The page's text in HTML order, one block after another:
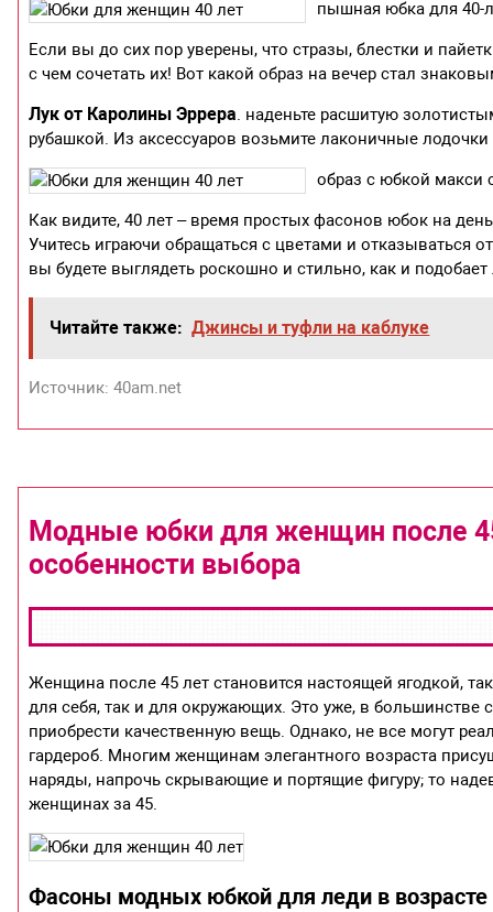
пышная юбка для 40-
Если вы до сих пор уверены, что стразы, блестки и
с чем сочетать их! Вот какой образ на вечер стал
Лук от Каролины Эррера. наденьте расшитую
рубашкой. Из аксессуаров возьмите лаконичные
образ с юбкой макси
Как видите, 40 лет – время простых фасонов юбок на
Учитесь играючи обращаться с цветами и отказываться
вы будете выглядеть роскошно и стильно, как и
Читайте также: Джинсы и туфли на каблуке
Источник: 40am.net
Модные юбки для женщин после
особенности выбора
Женщина после 45 лет становится настоящей ягодкой,
для себя, так и для окружающих. Это уже, в большинстве
приобрести качественную вещь. Однако, не все могут
гардероб. Многим женщинам элегантного возраста
наряды, напрочь скрывающие и портящие фигуру; то
женщинах за 45.
Фасоны модных юбкой для леди в возрасте